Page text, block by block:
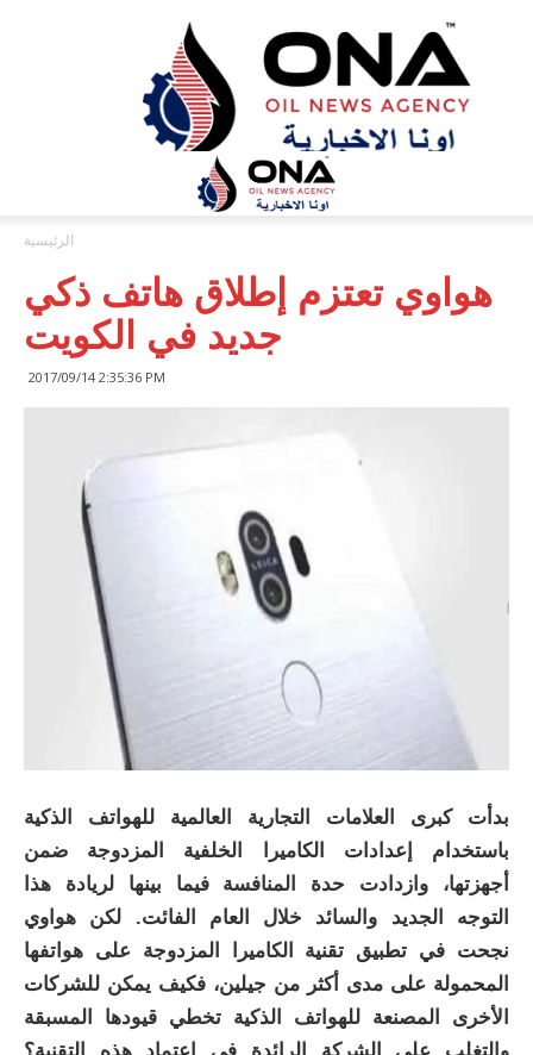
ONA™
NEWS
/
أونا
الاخبارية
الرئيسية
هواوي تعتزم إطلاق هاتف ذكي
جديد في الكويت
2017/09/14 2:35:36 PM
بدأت كبرى العلامات التجارية العالمية للهواتف الذكية
باستخدام إعدادات الكاميرا الخلفية المزدوجة ضمن
أجهزتها، وازدادت حدة المنافسة فيما بينها لريادة هذا
التوجه الجديد والسائد خلال العام الفائت. لكن هواوي
نجحت في تطبيق تقنية الكاميرا المزدوجة على هواتفها
المحمولة على مدى أكثر من جيلين، فكيف يمكن للشركات
الأخرى المصنعة للهواتف الذكية تخطي قيودها المسبقة